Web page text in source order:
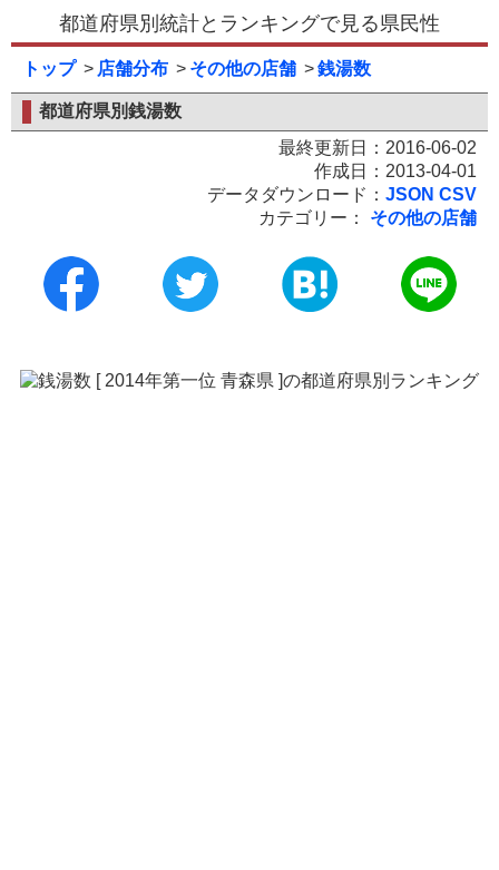
都道府県別統計とランキングで見る県民性
トップ 店舗分布 その他の店舗 銭湯数
都道府県別銭湯数
最終更新日：2016-06-02
作成日：2013-04-01
データダウンロード： JSON CSV
カテゴリー：
その他の店舗